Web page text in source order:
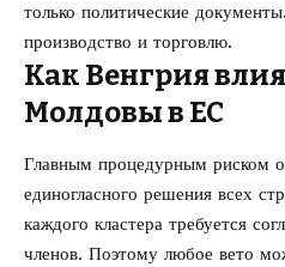
только политические
производство и торговлю.
Как Венгрия
Молдовы в ЕС
Главным процедурным риском
единогласного решения всех
каждого кластера требуется
членов. Поэтому любое вето